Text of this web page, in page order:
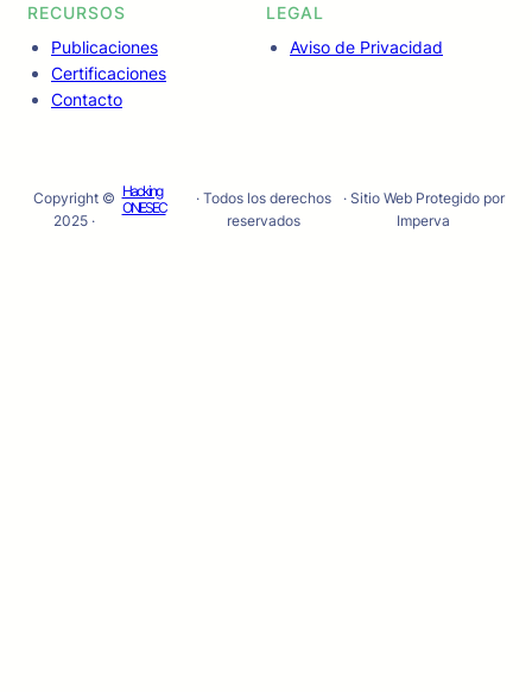
RECURSOS
Publicaciones
Certificaciones
Contacto
LEGAL
Aviso de Privacidad
Copyright ©
2025 ·
Hacking
ONESEC
· Todos los derechos
reservados
· Sitio Web Protegido por
Imperva